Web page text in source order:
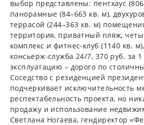
выбор представлены: пентхаус
панорамные (84–663 кв. м),
террасой (244–363 кв. м)
территория, приватный пляж,
комплекс и фитнес-клуб (1140 кв.
консьерж-служба 24/7, 370 руб. за
эксплуатацию – дорого по
Соседство с резиденцией
подчеркивает исключительность
респектабельность проекта, но
продажу и использование
Светлана Ногаева, гендиректор